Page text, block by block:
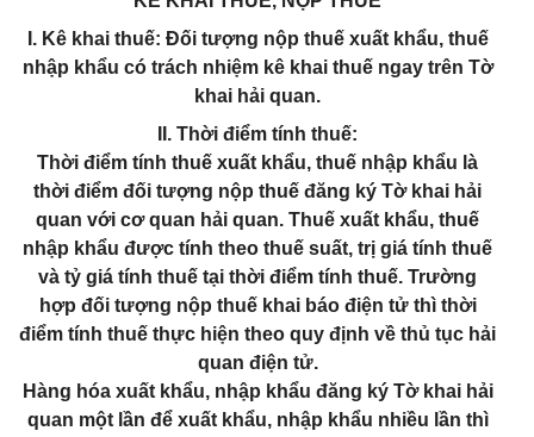
I. Kê khai thuế: Đối tượng nộp thuế xuất khẩu, thuế
nhập khẩu có trách nhiệm kê khai thuế ngay trên Tờ
khai hải quan.
II. Thời điểm tính thuế:
Thời điểm tính thuế xuất khẩu, thuế nhập khẩu là
thời điểm đối tượng nộp thuế đăng ký Tờ khai hải
quan với cơ quan hải quan. Thuế xuất khẩu, thuế
nhập khẩu được tính theo thuế suất, trị giá tính thuế
và tỷ giá tính thuế tại thời điểm tính thuế. Trường
hợp đối tượng nộp thuế khai báo điện tử thì thời
điểm tính thuế thực hiện theo quy định về thủ tục hải
quan điện tử.
Hàng hóa xuất khẩu, nhập khẩu đăng ký Tờ khai hải
quan một lần để xuất khẩu, nhập khẩu nhiều lần thì